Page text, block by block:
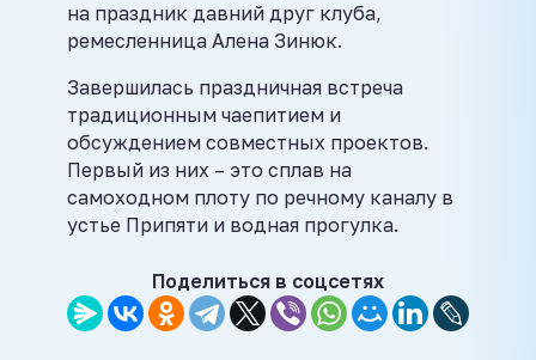
на праздник давний друг клуба,
ремесленница Алена Зинюк.
Завершилась праздничная встреча
традиционным чаепитием и
обсуждением совместных проектов.
Первый из них – это сплав на
самоходном плоту по речному каналу в
устье Припяти и водная прогулка.
Поделиться в соцсетях